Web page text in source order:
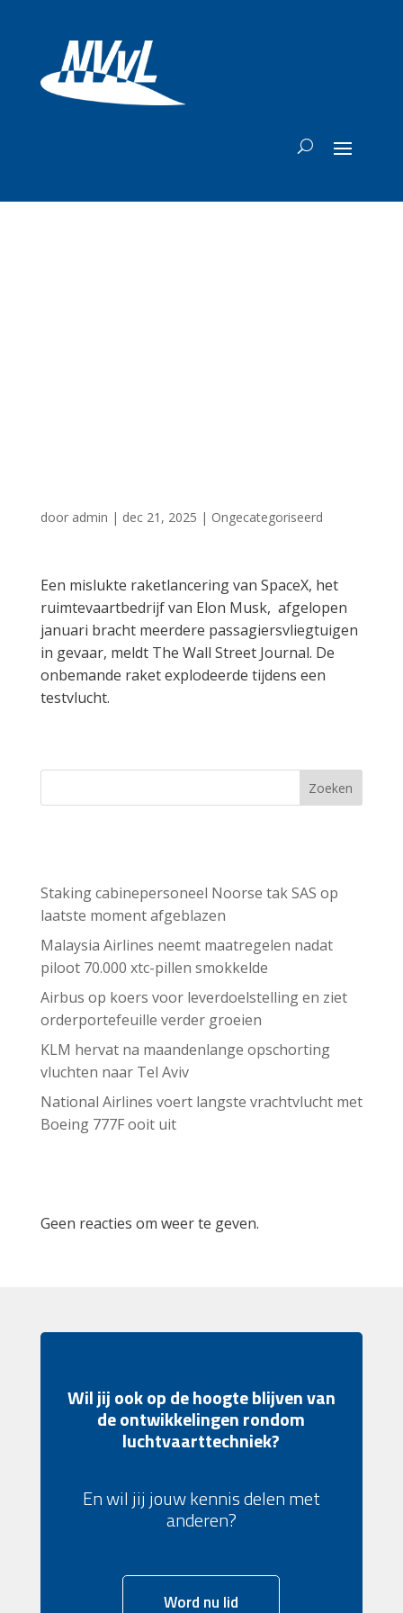
door admin | dec 21, 2025 | Ongecategoriseerd
Een mislukte raketlancering van SpaceX, het
ruimtevaartbedrijf van Elon Musk, afgelopen
januari bracht meerdere passagiersvliegtuigen
in gevaar, meldt The Wall Street Journal. De
onbemande raket explodeerde tijdens een
testvlucht.
Zoeken
Staking cabinepersoneel Noorse tak SAS op
laatste moment afgeblazen
Malaysia Airlines neemt maatregelen nadat
piloot 70.000 xtc-pillen smokkelde
Airbus op koers voor leverdoelstelling en ziet
orderportefeuille verder groeien
KLM hervat na maandenlange opschorting
vluchten naar Tel Aviv
National Airlines voert langste vrachtvlucht met
Boeing 777F ooit uit
Geen reacties om weer te geven.
Wil jij ook op de hoogte blijven van
de ontwikkelingen rondom
luchtvaarttechniek?
En wil jij jouw kennis delen met
anderen?
Word nu lid